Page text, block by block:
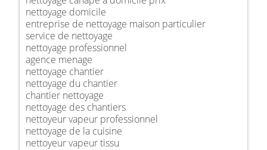
nettoyage domicile
entreprise de nettoyage maison particulier
service de nettoyage
nettoyage professionnel
agence menage
nettoyage chantier
nettoyage du chantier
chantier nettoyage
nettoyage des chantiers
nettoyeur vapeur professionnel
nettoyage de la cuisine
nettoyeur vapeur tissu